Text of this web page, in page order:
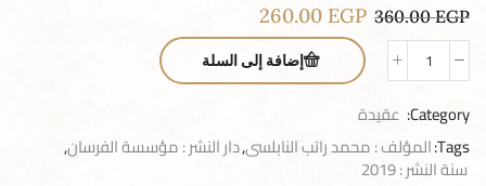
360.00EGP
260.00 EGP
إضافة إلى السلة
Category: عقيدة
Tags: المؤلف : محمد راتب النابلسى,دار النشر : مؤسسة الفرسان,
سنة النشر : 2019